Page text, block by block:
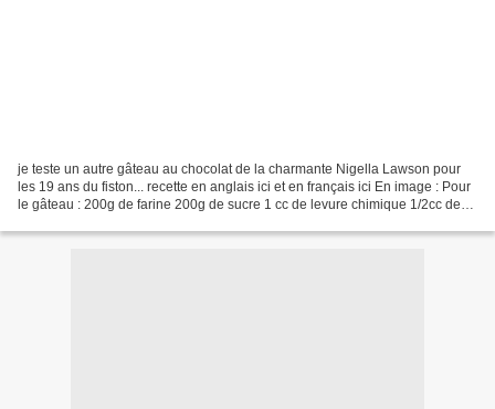
je teste un autre gâteau au chocolat de la charmante Nigella Lawson pour
les 19 ans du fiston... recette en anglais ici et en français ici En image : Pour
le gâteau : 200g de farine 200g de sucre 1 cc de levure chimique 1/2cc de